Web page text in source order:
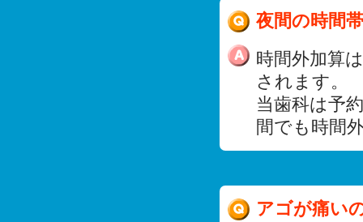
夜間の時間
時間外加算
されます。
当歯科は予
間でも時間
アゴが痛い